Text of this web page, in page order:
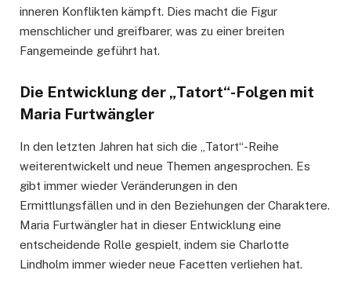
inneren Konflikten kämpft. Dies macht die Figur
menschlicher und greifbarer, was zu einer breiten
Fangemeinde geführt hat.
Die Entwicklung der „Tatort“-Folgen mit
Maria Furtwängler
In den letzten Jahren hat sich die „Tatort“-Reihe
weiterentwickelt und neue Themen angesprochen. Es
gibt immer wieder Veränderungen in den
Ermittlungsfällen und in den Beziehungen der Charaktere.
Maria Furtwängler hat in dieser Entwicklung eine
entscheidende Rolle gespielt, indem sie Charlotte
Lindholm immer wieder neue Facetten verliehen hat.